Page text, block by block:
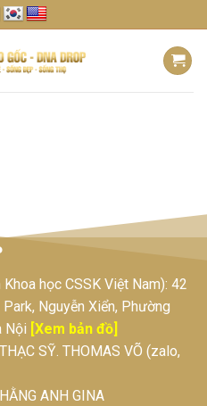
học CSSK Việt Nam): 42
Nguyễn Xiển, Phường
Nội [Xem bản đồ]
SỸ. THOMAS VÕ (zalo,
ANH GINA